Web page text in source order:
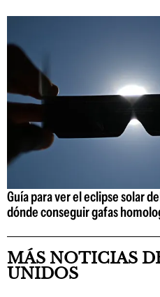
Guía para ver el eclipse solar
dónde conseguir gafas
MÁS NOTICIAS
UNIDOS